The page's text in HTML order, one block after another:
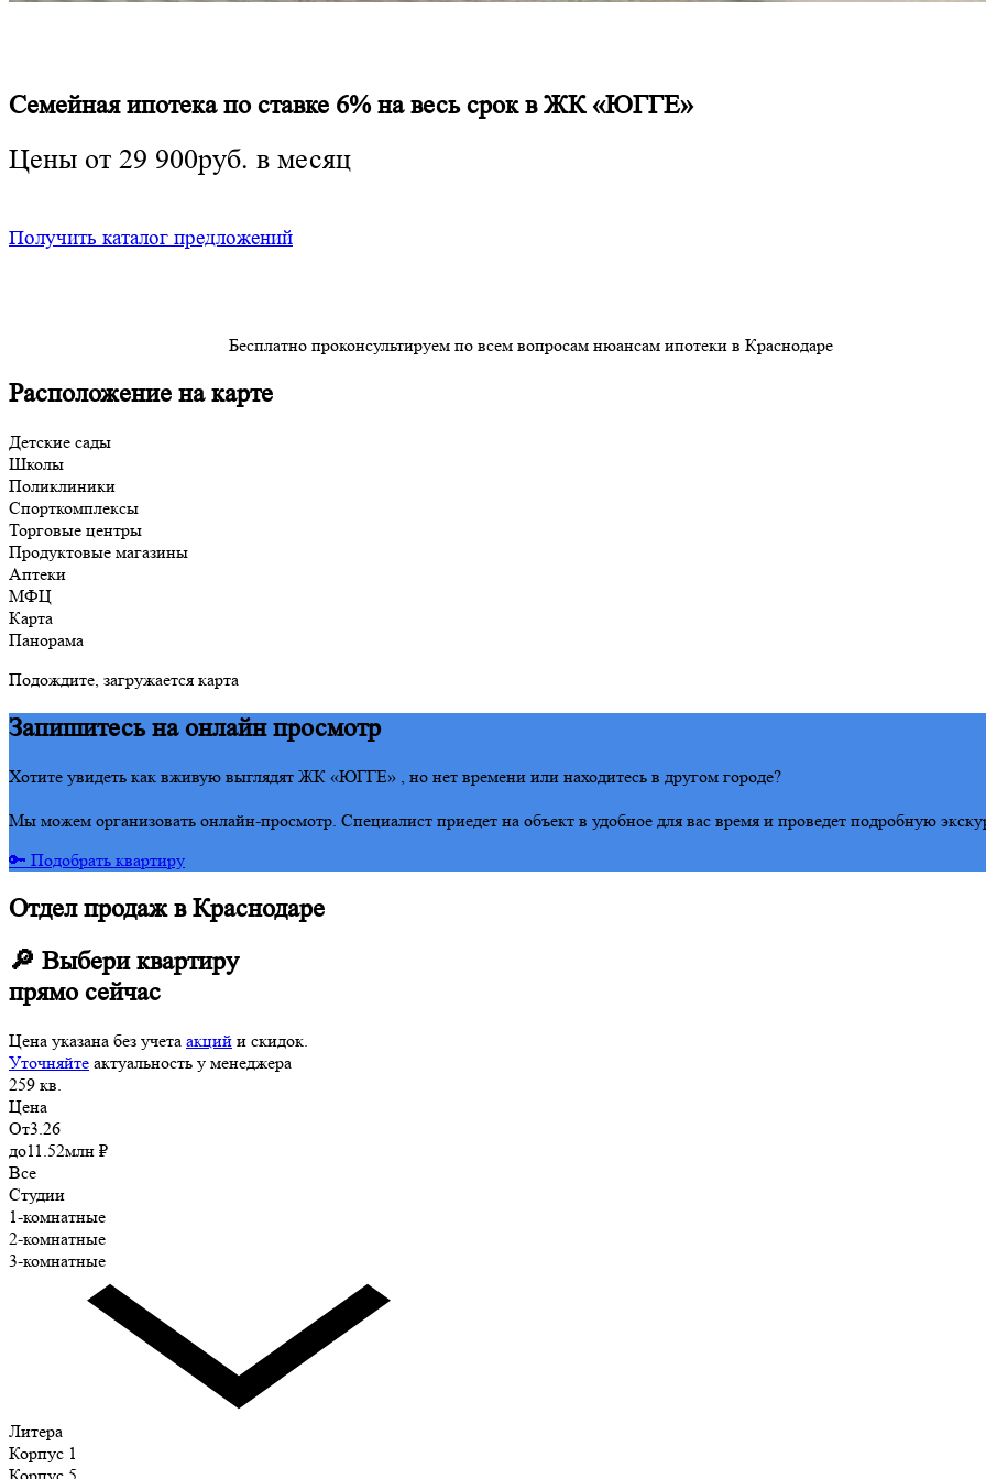
от9 723т ₽
Семейная ипотека по ставке 6% на весь срок в ЖК «ЮГГЕ»
Цены от 29 900руб. в месяц
Получить каталог предложений
Бесплатно проконсультируем по всем вопросам нюансам ипотеки в Краснодаре
Расположение на карте
Детские сады
Школы
Поликлиники
Спорткомплексы
Торговые центры
Продуктовые магазины
Аптеки
МФЦ
Карта
Панорама
Подождите, загружается карта
Запишитесь на онлайн просмотр
Хотите увидеть как вживую выглядят ЖК «ЮГГЕ» , но нет времени или находитесь в другом городе?
Мы можем организовать онлайн-просмотр. Специалист приедет на объект в удобное для вас время и проведет подробную
🔑 Подобрать квартиру
Отдел продаж в Краснодаре
🔎 Выбери квартиру
прямо сейчас
Цена указана без учета акций и скидок.
Уточняйте актуальность у менеджера
259 кв.
Цена
От3.26
до11.52млн ₽
Все
Студии
1-комнатные
2-комнатные
3-комнатные
Литера
Корпус 1
Корпус 5